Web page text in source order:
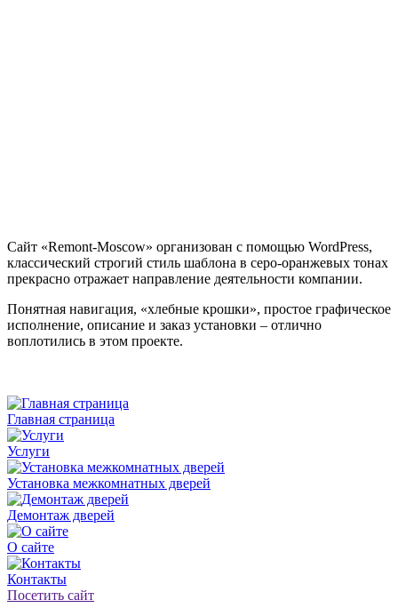
Сайт «Remont-Moscow» организован с помощью WordPress,
классический строгий стиль шаблона в серо-оранжевых тонах
прекрасно отражает направление деятельности компании.
Понятная навигация, «хлебные крошки», простое графическое
исполнение, описание и заказ установки – отлично
воплотились в этом проекте.
Главная страница
Услуги
Установка межкомнатных дверей
Демонтаж дверей
О сайте
Контакты
Посетить сайт